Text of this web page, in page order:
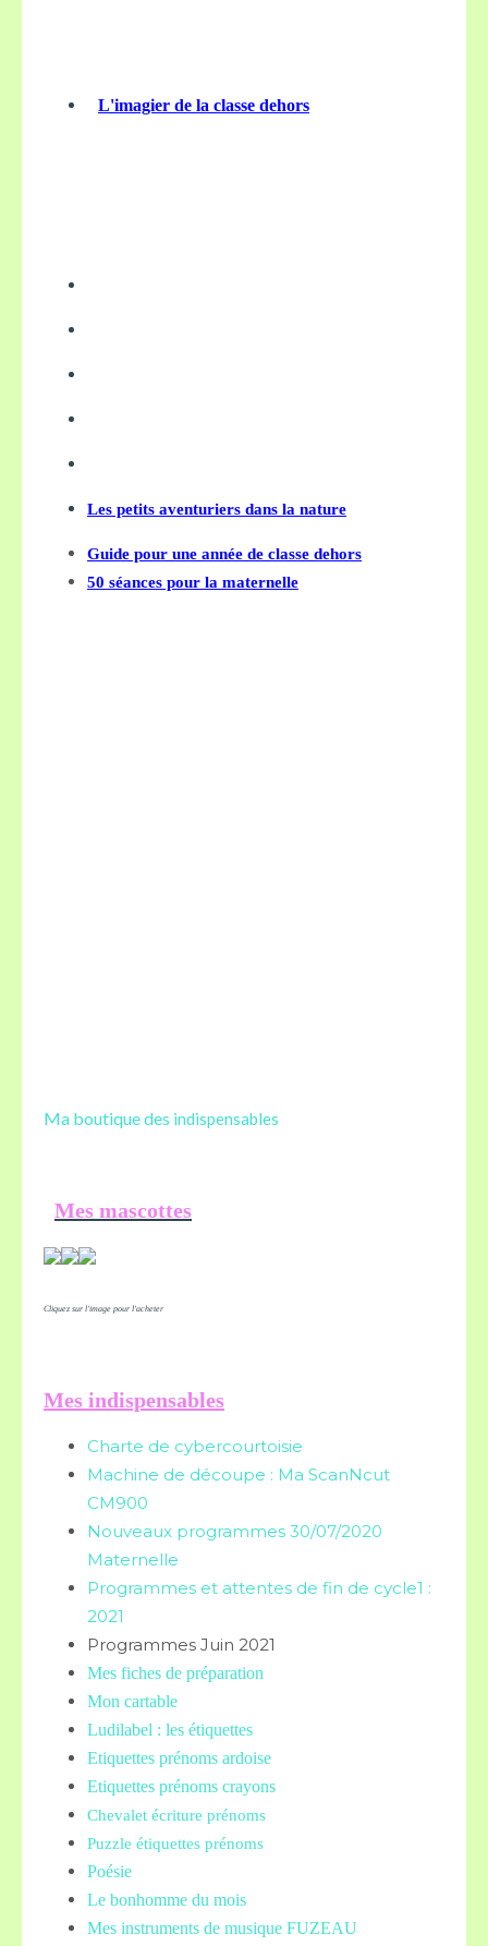
L'imagier de la classe dehors
Les petits aventuriers dans la nature
Guide pour une année de classe dehors
50 séances pour la maternelle
Ma boutique des indispensables
Mes mascottes
Cliquez sur l'image pour l'acheter
Mes indispensables
Charte de cybercourtoisie
Machine de découpe : Ma ScanNcut
CM900
Nouveaux programmes 30/07/2020
Maternelle
Programmes et attentes de fin de cycle1 :
2021
Programmes Juin 2021
Mes fiches de préparation
Mon cartable
Ludilabel : les étiquettes
Etiquettes prénoms ardoise
Etiquettes prénoms crayons
Chevalet écriture prénoms
Puzzle étiquettes prénoms
Poésie
Le bonhomme du mois
Mes instruments de musique FUZEAU